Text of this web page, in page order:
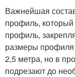
Важнейшая
профиль,
профиль,
размеры профиля
2,5 метра, но в
подрезают до